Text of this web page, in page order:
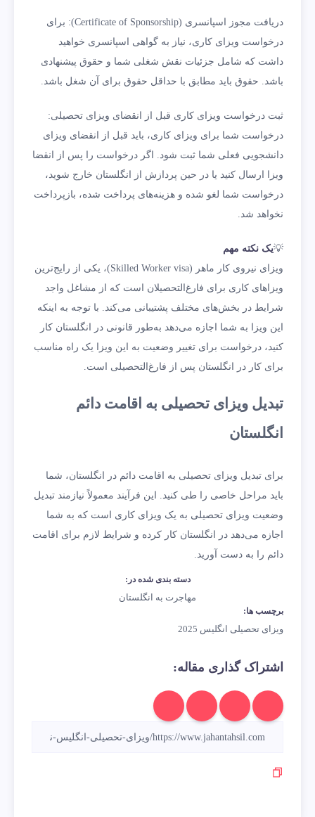
دریافت مجوز اسپانسری (Certificate of Sponsorship): برای
درخواست ویزای کاری، نیاز به گواهی اسپانسری خواهید
داشت که شامل جزئیات نقش شغلی شما و حقوق پیشنهادی
باشد. حقوق باید مطابق با حداقل حقوق برای آن شغل باشد.
ثبت درخواست ویزای کاری قبل از انقضای ویزای تحصیلی:
درخواست شما برای ویزای کاری، باید قبل از انقضای ویزای
دانشجویی فعلی شما ثبت شود. اگر درخواست را پس از انقضا
ویزا ارسال کنید یا در حین پردازش از انگلستان خارج شوید،
درخواست شما لغو شده و هزینه‌های پرداخت شده، بازپرداخت
نخواهد شد.
💡یک نکته مهم
ویزای نیروی کار ماهر (Skilled Worker visa)، یکی از رایج‌ترین
ویزاهای کاری برای فارغ‌التحصیلان است که از مشاغل واجد
شرایط در بخش‌های مختلف پشتیبانی می‌کند. با توجه به اینکه
این ویزا به شما اجازه می‌دهد به‌طور قانونی در انگلستان کار
کنید، درخواست برای تغییر وضعیت به این ویزا یک راه مناسب
برای کار در انگلستان پس از فارغ‌التحصیلی است.
تبدیل ویزای تحصیلی به اقامت دائم
انگلستان
برای تبدیل ویزای تحصیلی به اقامت دائم در انگلستان، شما
باید مراحل خاصی را طی کنید. این فرآیند معمولاً نیازمند تبدیل
وضعیت ویزای تحصیلی به یک ویزای کاری است که به شما
اجازه می‌دهد در انگلستان کار کرده و شرایط لازم برای اقامت
دائم را به دست آورید.
دسته بندی شده در:
مهاجرت به انگلستان
برچسب ها:
ویزای تحصیلی انگلیس 2025
اشتراک گذاری مقاله: